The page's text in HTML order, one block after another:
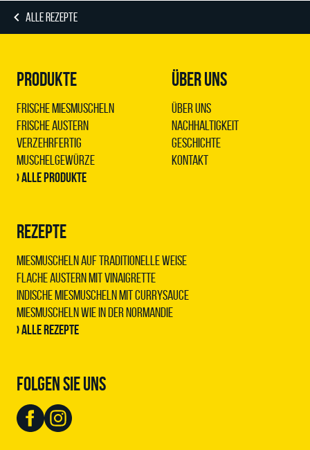
ALLE REZEPTE
PRODUKTE
Frische Miesmuscheln
Frische Austern
Verzehrfertig
Muschelgewürze
› Alle Produkte
REZEPTE
Miesmuscheln auf traditionelle Weise
Flache Austern mit Vinaigrette
Indische Miesmuscheln mit Currysauce
Miesmuscheln wie in der Normandie
› Alle Rezepte
ÜBER UNS
Über uns
Nachhaltigkeit
Geschichte
Kontakt
FOLGEN SIE UNS